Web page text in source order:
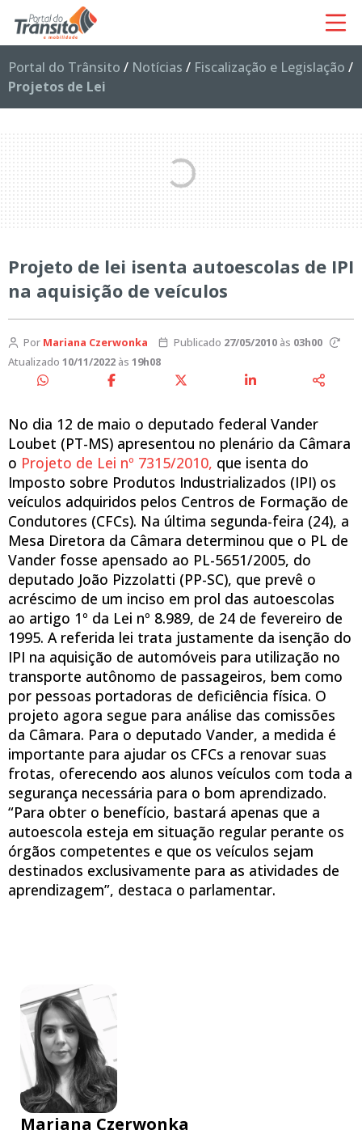
Portal do Trânsito / Notícias / Fiscalização e Legislação /
Projetos de Lei
Projeto de lei isenta autoescolas de IPI
na aquisição de veículos
Por Mariana Czerwonka Publicado 27/05/2010às 03h00
Atualizado 10/11/2022 às 19h08
No dia 12 de maio o deputado federal Vander
Loubet (PT-MS) apresentou no plenário da Câmara
o Projeto de Lei nº 7315/2010, que isenta do
Imposto sobre Produtos Industrializados (IPI) os
veículos adquiridos pelos Centros de Formação de
Condutores (CFCs). Na última segunda-feira (24), a
Mesa Diretora da Câmara determinou que o PL de
Vander fosse apensado ao PL-5651/2005, do
deputado João Pizzolatti (PP-SC), que prevê o
acréscimo de um inciso em prol das autoescolas
ao artigo 1º da Lei nº 8.989, de 24 de fevereiro de
1995. A referida lei trata justamente da isenção do
IPI na aquisição de automóveis para utilização no
transporte autônomo de passageiros, bem como
por pessoas portadoras de deficiência física. O
projeto agora segue para análise das comissões
da Câmara. Para o deputado Vander, a medida é
importante para ajudar os CFCs a renovar suas
frotas, oferecendo aos alunos veículos com toda a
segurança necessária para o bom aprendizado.
“Para obter o benefício, bastará apenas que a
autoescola esteja em situação regular perante os
órgãos competentes e que os veículos sejam
destinados exclusivamente para as atividades de
aprendizagem”, destaca o parlamentar.
Mariana Czerwonka